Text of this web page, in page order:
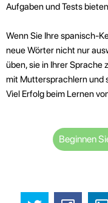
Aufgaben und Tests
Wenn Sie Ihre spanisch-
neue Wörter nicht nur
üben, sie in Ihrer Sprache
mit Muttersprachlern und
Viel Erfolg beim Lernen
Beginnen